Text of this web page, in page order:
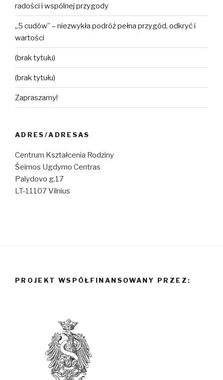
radości i wspólnej przygody
„5 cudów” – niezwykła podróż pełna przygód, odkryć i
wartości
(brak tytułu)
(brak tytułu)
Zapraszamy!
ADRES/ADRESAS
Centrum Kształcenia Rodziny
Šeimos Ugdymo Centras
Palydovo g.17
LT-11107 Vilnius
PROJEKT WSPÓŁFINANSOWANY PRZEZ: